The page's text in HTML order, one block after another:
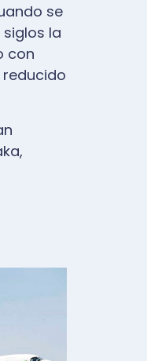
se
la
con
reducido